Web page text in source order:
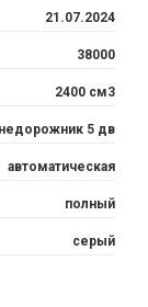
21.07.2024
38000
2400 см3
5 дв
автоматическая
полный
серый